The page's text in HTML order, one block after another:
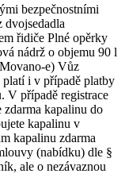
bezpečnostními
řidiče Plné opěrky
nádrž o objemu 90 l
e) Vůz
platí i v případě platby
V případě registrace
kapalinu do
kapalinu v
kapalinu zdarma
(nabídku) dle §
ale o nezávaznou